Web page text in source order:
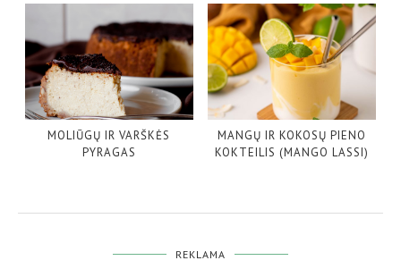
MOLIŪGŲ IR VARŠKĖS
PYRAGAS
MANGŲ IR KOKOSŲ PIENO
KOKTEILIS (MANGO LASSI)
REKLAMA